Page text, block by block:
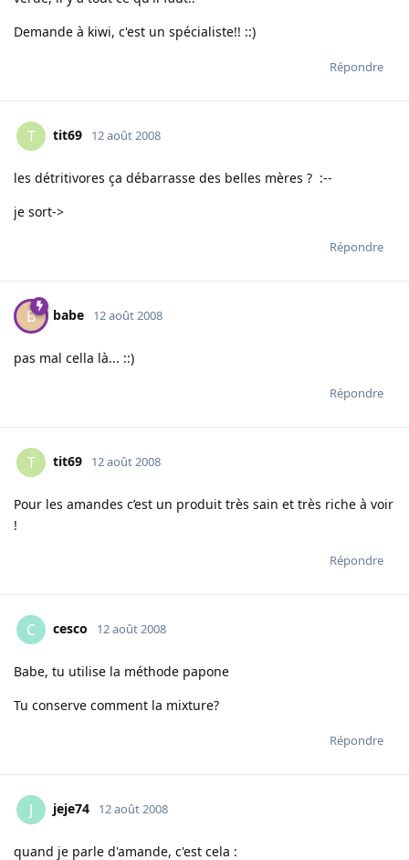
Demande à kiwi, c'est un spécialiste!! ::)
Répondre
T tit69 12 août 2008
les détritivores ça débarrasse des belles mères ? :--
je sort->
Répondre
B babe 12 août 2008
pas mal cella là... ::)
Répondre
T tit69 12 août 2008
Pour les amandes c’est un produit très sain et très riche à voir
!
Répondre
C cesco 12 août 2008
Babe, tu utilise la méthode papone
Tu conserve comment la mixture?
Répondre
J jeje74 12 août 2008
quand je parle d'amande, c'est cela :